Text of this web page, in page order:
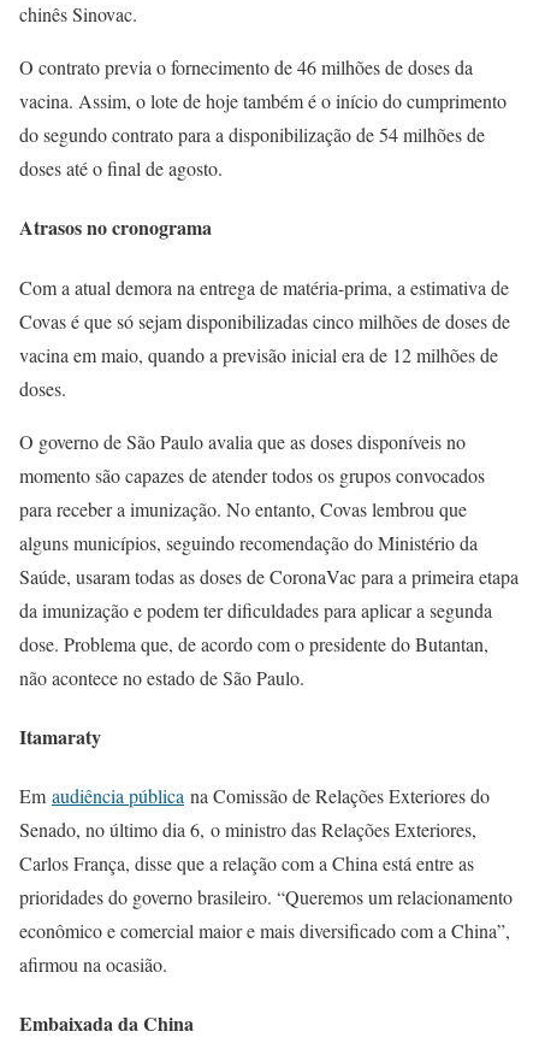
chinês Sinovac.
O contrato previa o fornecimento de 46 milhões de doses da
vacina. Assim, o lote de hoje também é o início do cumprimento
do segundo contrato para a disponibilização de 54 milhões de
doses até o final de agosto.
Atrasos no cronograma
Com a atual demora na entrega de matéria-prima, a estimativa de
Covas é que só sejam disponibilizadas cinco milhões de doses de
vacina em maio, quando a previsão inicial era de 12 milhões de
doses.
O governo de São Paulo avalia que as doses disponíveis no
momento são capazes de atender todos os grupos convocados
para receber a imunização. No entanto, Covas lembrou que
alguns municípios, seguindo recomendação do Ministério da
Saúde, usaram todas as doses de CoronaVac para a primeira etapa
da imunização e podem ter dificuldades para aplicar a segunda
dose. Problema que, de acordo com o presidente do Butantan,
não acontece no estado de São Paulo.
Itamaraty
Em audiência pública na Comissão de Relações Exteriores do
Senado, no último dia 6, o ministro das Relações Exteriores,
Carlos França, disse que a relação com a China está entre as
prioridades do governo brasileiro. “Queremos um relacionamento
econômico e comercial maior e mais diversificado com a China”,
afirmou na ocasião.
Embaixada da China